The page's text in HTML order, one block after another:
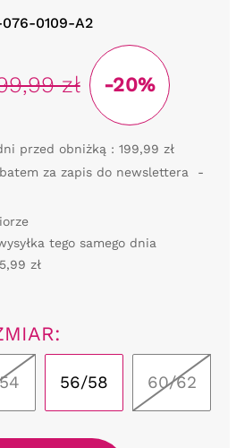
0109-A2
zł -20%
przed obniżką : 199,99 zł
za zapis do newslettera -
tego samego dnia
zł
56/58 60/62